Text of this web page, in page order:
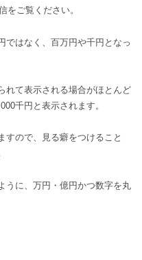
をご覧ください。
ではなく、百万円や千円となっ
れて表示される場合がほとんど
千円と表示されます。
すので、見る癖をつけること
うに、万円・億円かつ数字を丸